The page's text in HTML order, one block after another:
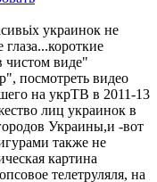
украинок не
глаза...короткие
чистом виде"
посмотреть видео
на укрТВ в 2011-13
лиц украинок в
Украины,и -вот
также не
картина
телетруляля, на